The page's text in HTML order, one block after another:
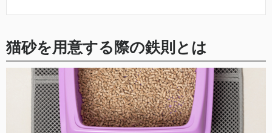
猫砂を用意する際の鉄則とは